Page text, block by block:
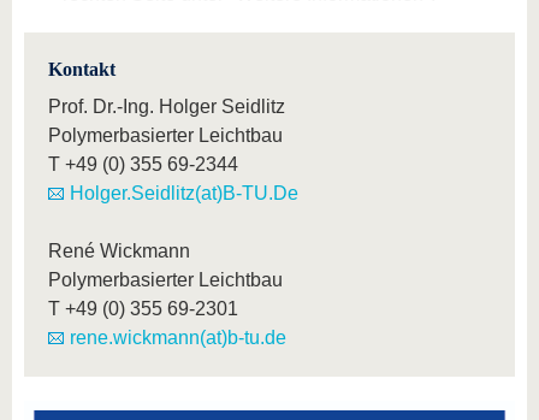
Kontakt
Prof. Dr.-Ing. Holger Seidlitz
Polymerbasierter Leichtbau
T +49 (0) 355 69-2344
Holger.Seidlitz(at)B-TU.De
René Wickmann
Polymerbasierter Leichtbau
T +49 (0) 355 69-2301
rene.wickmann(at)b-tu.de